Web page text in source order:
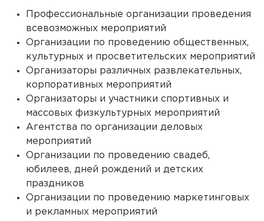
Профессиональные организации проведения
всевозможных мероприятий
Организации по проведению общественных,
культурных и просветительских мероприятий
Организаторы различных развлекательных,
корпоративных мероприятий
Организаторы и участники спортивных и
массовых физкультурных мероприятий
Агентства по организации деловых
мероприятий
Организации по проведению свадеб,
юбилеев, дней рождений и детских
праздников
Организации по проведению маркетинговых
и рекламных мероприятий